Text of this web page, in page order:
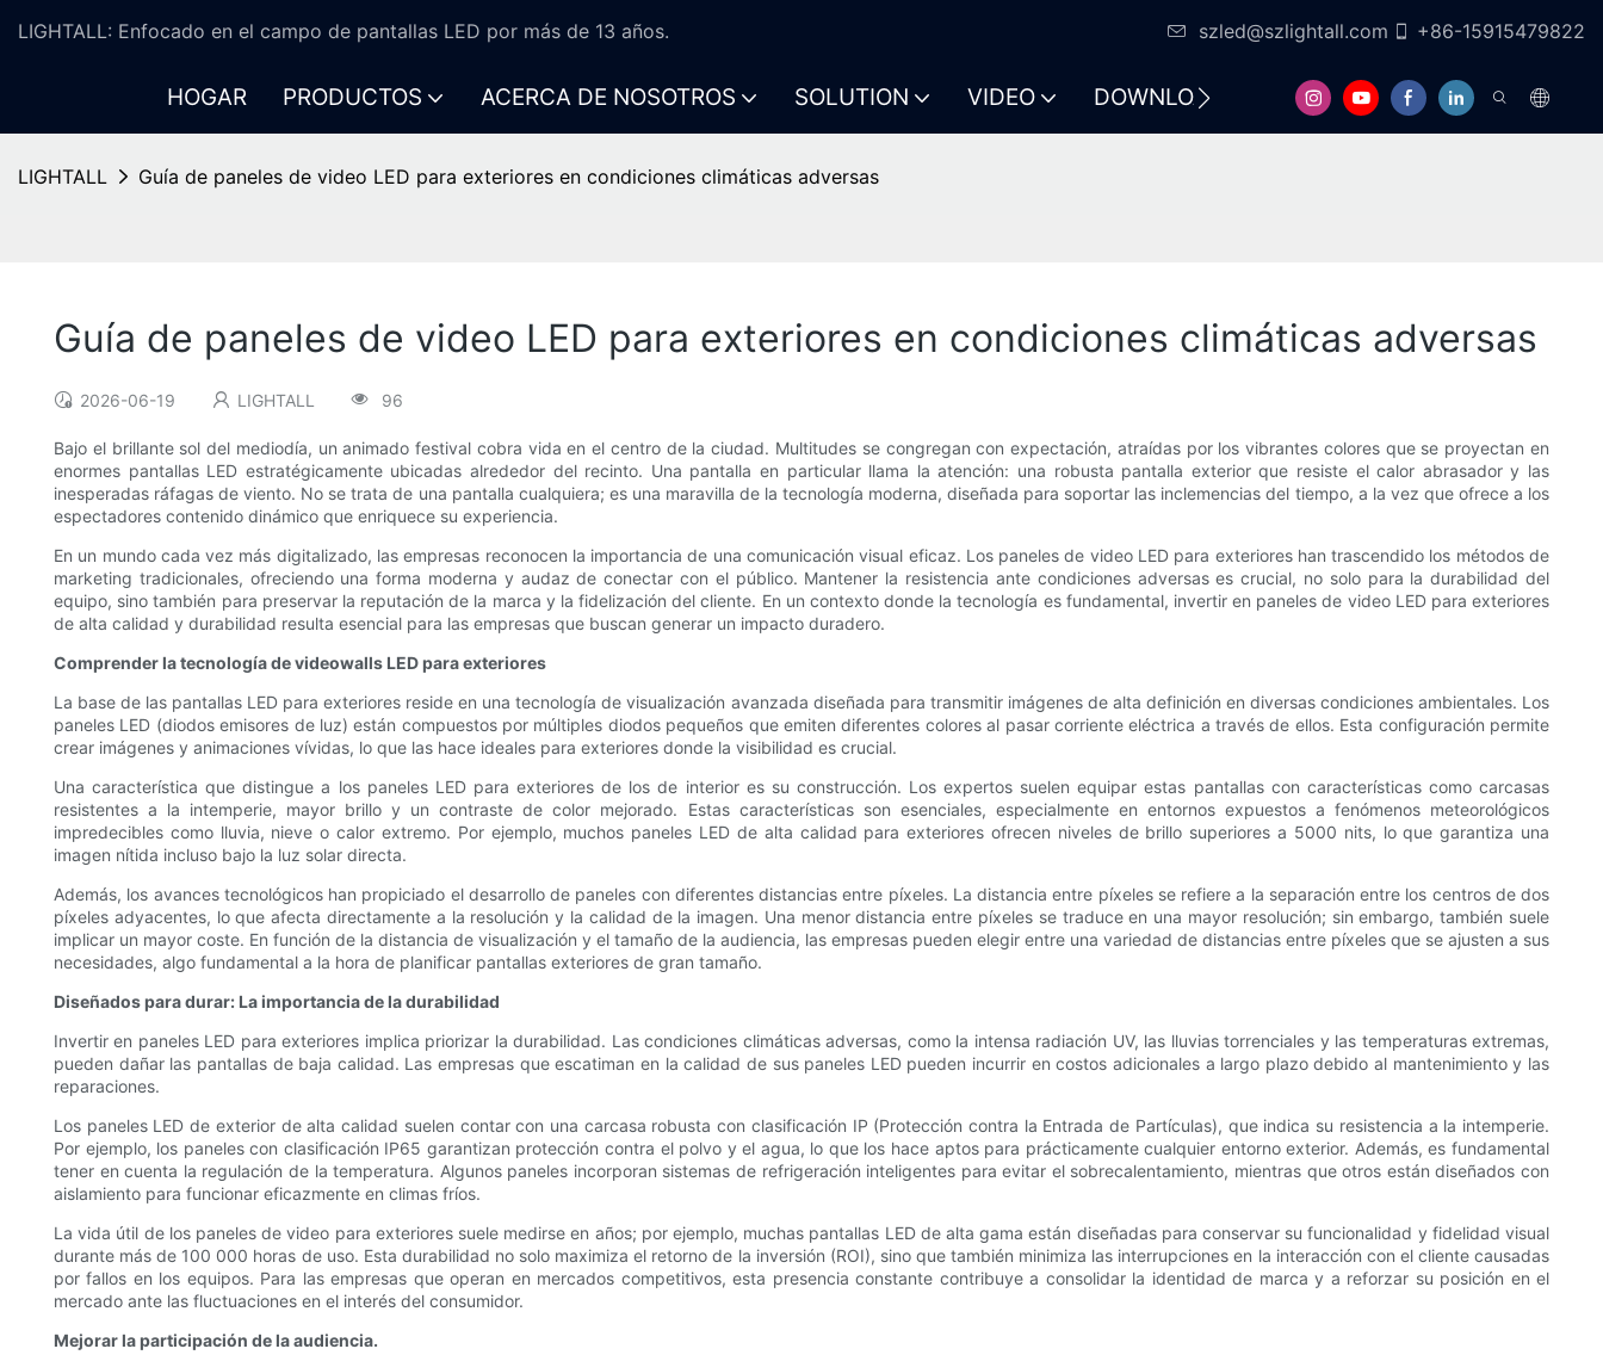
LIGHTALL: Enfocado en el campo de pantallas LED por más de 13 años. szled@szlightall.com +86-15915479822
HOGAR PRODUCTOS ACERCA DE NOSOTROS SOLUTION VIDEO DOWNLOAD FAQS RECURSOS Y
LIGHTALL Guía de paneles de video LED para exteriores en condiciones climáticas adversas
Guía de paneles de video LED para exteriores en condiciones climáticas adversas
2026-06-19 LIGHTALL 96
Bajo el brillante sol del mediodía, un animado festival cobra vida en el centro de la ciudad. Multitudes se congregan con expectación, atraídas por los vibrantes colores que se proyectan en
enormes pantallas LED estratégicamente ubicadas alrededor del recinto. Una pantalla en particular llama la atención: una robusta pantalla exterior que resiste el calor abrasador y las
inesperadas ráfagas de viento. No se trata de una pantalla cualquiera; es una maravilla de la tecnología moderna, diseñada para soportar las inclemencias del tiempo, a la vez que ofrece a los
espectadores contenido dinámico que enriquece su experiencia.
En un mundo cada vez más digitalizado, las empresas reconocen la importancia de una comunicación visual eficaz. Los paneles de video LED para exteriores han trascendido los métodos de
marketing tradicionales, ofreciendo una forma moderna y audaz de conectar con el público. Mantener la resistencia ante condiciones adversas es crucial, no solo para la durabilidad del
equipo, sino también para preservar la reputación de la marca y la fidelización del cliente. En un contexto donde la tecnología es fundamental, invertir en paneles de video LED para exteriores
de alta calidad y durabilidad resulta esencial para las empresas que buscan generar un impacto duradero.
Comprender la tecnología de videowalls LED para exteriores
La base de las pantallas LED para exteriores reside en una tecnología de visualización avanzada diseñada para transmitir imágenes de alta definición en diversas condiciones ambientales. Los
paneles LED (diodos emisores de luz) están compuestos por múltiples diodos pequeños que emiten diferentes colores al pasar corriente eléctrica a través de ellos. Esta configuración permite
crear imágenes y animaciones vívidas, lo que las hace ideales para exteriores donde la visibilidad es crucial.
Una característica que distingue a los paneles LED para exteriores de los de interior es su construcción. Los expertos suelen equipar estas pantallas con características como carcasas
resistentes a la intemperie, mayor brillo y un contraste de color mejorado. Estas características son esenciales, especialmente en entornos expuestos a fenómenos meteorológicos
impredecibles como lluvia, nieve o calor extremo. Por ejemplo, muchos paneles LED de alta calidad para exteriores ofrecen niveles de brillo superiores a 5000 nits, lo que garantiza una
imagen nítida incluso bajo la luz solar directa.
Además, los avances tecnológicos han propiciado el desarrollo de paneles con diferentes distancias entre píxeles. La distancia entre píxeles se refiere a la separación entre los centros de dos
píxeles adyacentes, lo que afecta directamente a la resolución y la calidad de la imagen. Una menor distancia entre píxeles se traduce en una mayor resolución; sin embargo, también suele
implicar un mayor coste. En función de la distancia de visualización y el tamaño de la audiencia, las empresas pueden elegir entre una variedad de distancias entre píxeles que se ajusten a sus
necesidades, algo fundamental a la hora de planificar pantallas exteriores de gran tamaño.
Diseñados para durar: La importancia de la durabilidad
Invertir en paneles LED para exteriores implica priorizar la durabilidad. Las condiciones climáticas adversas, como la intensa radiación UV, las lluvias torrenciales y las temperaturas extremas,
pueden dañar las pantallas de baja calidad. Las empresas que escatiman en la calidad de sus paneles LED pueden incurrir en costos adicionales a largo plazo debido al mantenimiento y las
reparaciones.
Los paneles LED de exterior de alta calidad suelen contar con una carcasa robusta con clasificación IP (Protección contra la Entrada de Partículas), que indica su resistencia a la intemperie.
Por ejemplo, los paneles con clasificación IP65 garantizan protección contra el polvo y el agua, lo que los hace aptos para prácticamente cualquier entorno exterior. Además, es fundamental
tener en cuenta la regulación de la temperatura. Algunos paneles incorporan sistemas de refrigeración inteligentes para evitar el sobrecalentamiento, mientras que otros están diseñados con
aislamiento para funcionar eficazmente en climas fríos.
La vida útil de los paneles de video para exteriores suele medirse en años; por ejemplo, muchas pantallas LED de alta gama están diseñadas para conservar su funcionalidad y fidelidad visual
durante más de 100 000 horas de uso. Esta durabilidad no solo maximiza el retorno de la inversión (ROI), sino que también minimiza las interrupciones en la interacción con el cliente causadas
por fallos en los equipos. Para las empresas que operan en mercados competitivos, esta presencia constante contribuye a consolidar la identidad de marca y a reforzar su posición en el
mercado ante las fluctuaciones en el interés del consumidor.
Mejorar la participación de la audiencia.